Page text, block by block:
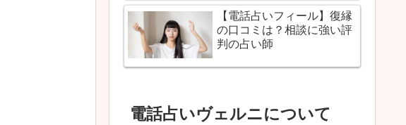
【電話占いフィール】復縁
の口コミは？相談に強い評
判の占い師
電話占いヴェルニについて